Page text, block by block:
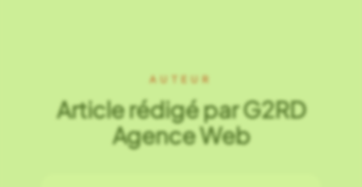
AUTEUR
Article rédigé par G2RD
Agence Web